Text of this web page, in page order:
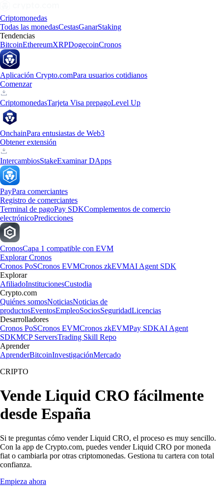
Criptomonedas
Todas las monedasCestasGanarStaking
Tendencias
BitcoinEthereumXRPDogecoinCronos
Aplicación Crypto.comPara usuarios cotidianos
Comenzar
CriptomonedasTarjeta Visa prepagoLevel Up
OnchainPara entusiastas de Web3
Obtener extensión
IntercambiosStakeExaminar DApps
PayPara comerciantes
Registro de comerciantes
Terminal de pagoPay SDKComplementos de comercio
electrónicoPredicciones
CronosCapa 1 compatible con EVM
Explorar Cronos
Cronos PoSCronos EVMCronos zkEVMAI Agent SDK
Explorar
AfiliadoInstitucionesCustodia
Crypto.com
Quiénes somosNoticiasNoticias de
productosEventosEmpleoSociosSeguridadLicencias
Desarrolladores
Cronos PoSCronos EVMCronos zkEVMPay SDKAI Agent
SDKMCP ServersTrading Skill Repo
Aprender
AprenderBitcoinInvestigaciónMercado
CRIPTO
Vende Liquid CRO fácilmente
desde España
Si te preguntas cómo vender Liquid CRO, el proceso es muy sencillo.
Con la app de Crypto.com, puedes vender Liquid CRO por moneda
fiat o cambiarla por otras criptomonedas. Gestiona tu cartera con total
confianza.
Empieza ahora